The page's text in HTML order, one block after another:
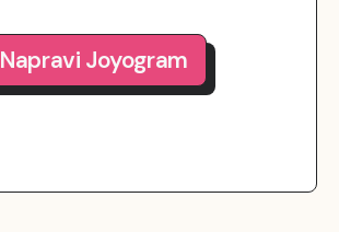
Napravi Joyogram